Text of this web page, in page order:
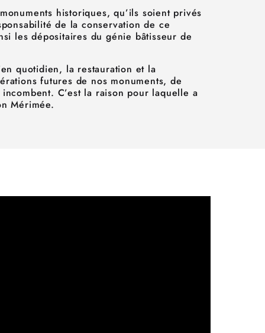
historiques, qu’ils soient privés
de la conservation de ce
les dépositaires du génie bâtisseur de
quotidien, la restauration et la
futures de nos monuments, de
C’est la raison pour laquelle a
Mérimée.